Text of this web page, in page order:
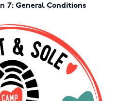
7: General Conditions